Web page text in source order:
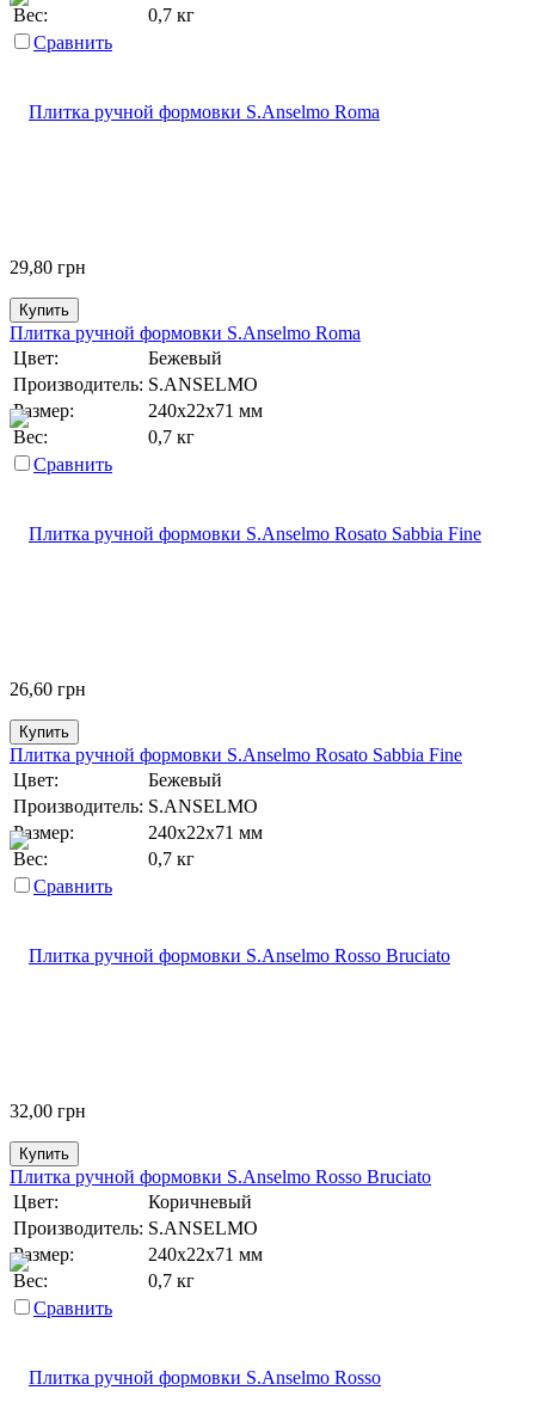
Вес:
0,7 кг
Сравнить
29,80 грн
Купить
Плитка ручной формовки S.Anselmo Roma
Цвет:
Бежевый
Производитель: S.ANSELMO
Размер:
240х22х71 мм
Вес:
0,7 кг
Сравнить
26,60 грн
Купить
Плитка ручной формовки S.Anselmo Rosato Sabbia Fine
Цвет:
Бежевый
Производитель: S.ANSELMO
Размер:
240х22х71 мм
Вес:
0,7 кг
Сравнить
32,00 грн
Купить
Плитка ручной формовки S.Anselmo Rosso Bruciato
Цвет:
Коричневый
Производитель: S.ANSELMO
Размер:
240х22х71 мм
Вес:
0,7 кг
Сравнить